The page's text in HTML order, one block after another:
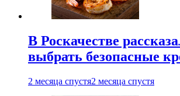
В Роскачестве
выбрать безопасные
2 месяца спустя2 месяца спустя